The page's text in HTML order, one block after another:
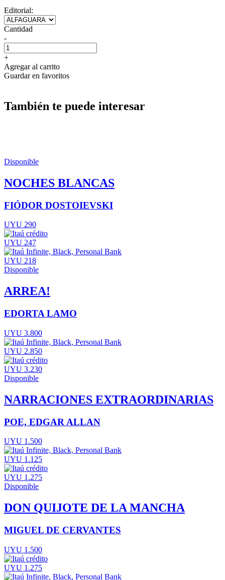
Editorial:
Cantidad
-
+
Agregar al carrito
Guardar en favoritos
También te puede interesar
Disponible
NOCHES BLANCAS
FIÓDOR DOSTOIEVSKI
UYU 290
UYU 247
UYU 218
Disponible
ARREA!
EDORTA LAMO
UYU 3.800
UYU 2.850
UYU 3.230
Disponible
NARRACIONES EXTRAORDINARIAS
POE, EDGAR ALLAN
UYU 1.500
UYU 1.125
UYU 1.275
Disponible
DON QUIJOTE DE LA MANCHA
MIGUEL DE CERVANTES
UYU 1.500
UYU 1.275